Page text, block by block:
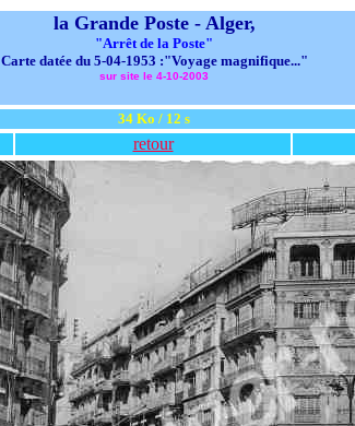
la Grande Poste - Alger,
"Arrêt de la Poste"
Carte datée du 5-04-1953 :"Voyage magnifique..."
sur site le 4-10-2003
34 Ko / 12 s
retour